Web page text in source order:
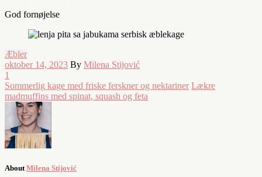
God fornøjelse
Æbler
oktober 14, 2023 By Milena Stijović
1
Sommerlig kage med friske ferskner og nektariner Lækre
madmuffins med spinat, squash og feta
About Milena Stijović